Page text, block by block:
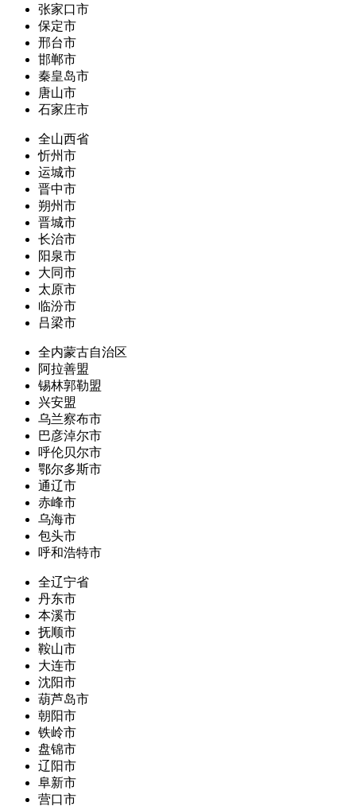
张家口市
保定市
邢台市
邯郸市
秦皇岛市
唐山市
石家庄市
全山西省
忻州市
运城市
晋中市
朔州市
晋城市
长治市
阳泉市
大同市
太原市
临汾市
吕梁市
全内蒙古自治区
阿拉善盟
锡林郭勒盟
兴安盟
乌兰察布市
巴彦淖尔市
呼伦贝尔市
鄂尔多斯市
通辽市
赤峰市
乌海市
包头市
呼和浩特市
全辽宁省
丹东市
本溪市
抚顺市
鞍山市
大连市
沈阳市
葫芦岛市
朝阳市
铁岭市
盘锦市
辽阳市
阜新市
营口市